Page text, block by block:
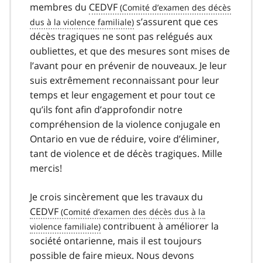
membres du CEDVF
s’assurent que ces
décès tragiques ne sont pas relégués aux
oubliettes, et que des mesures sont mises de
l’avant pour en prévenir de nouveaux. Je leur
suis extrêmement reconnaissant pour leur
temps et leur engagement et pour tout ce
qu’ils font afin d’approfondir notre
compréhension de la violence conjugale en
Ontario en vue de réduire, voire d’éliminer,
tant de violence et de décès tragiques. Mille
mercis!
Je crois sincèrement que les travaux du
CEDVF
contribuent à améliorer la
société ontarienne, mais il est toujours
possible de faire mieux. Nous devons